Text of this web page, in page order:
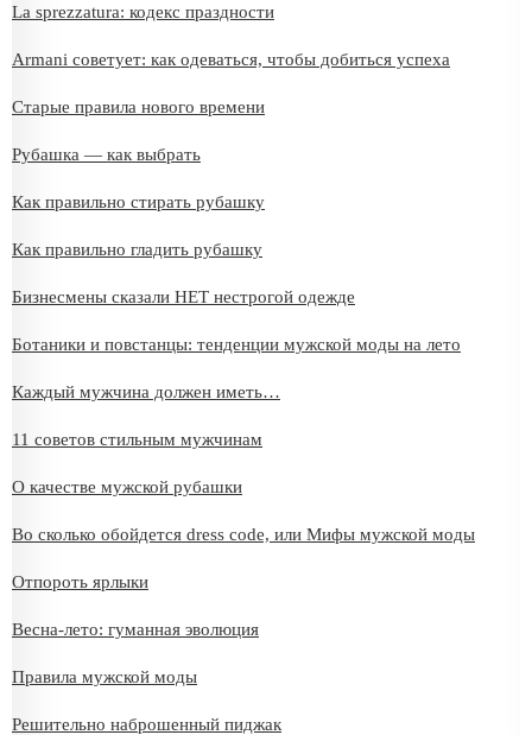
La sprezzatura: кодекс праздности
Armani советует: как одеваться, чтобы добиться успеха
Старые правила нового времени
Рубашка — как выбрать
Как правильно стирать рубашку
Как правильно гладить рубашку
Бизнесмены сказали НЕТ нестрогой одежде
Ботаники и повстанцы: тенденции мужской моды на лето
Каждый мужчина должен иметь…
11 советов стильным мужчинам
О качестве мужской рубашки
Во сколько обойдется dress code, или Мифы мужской моды
Отпороть ярлыки
Весна-лето: гуманная эволюция
Правила мужской моды
Решительно наброшенный пиджак